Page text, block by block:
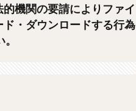
機関の要請によりファイ
・ダウンロードする行為